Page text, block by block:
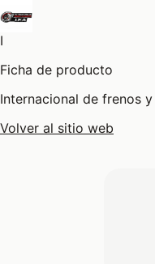
I
Ficha de producto
Internacional de frenos
Volver al sitio web